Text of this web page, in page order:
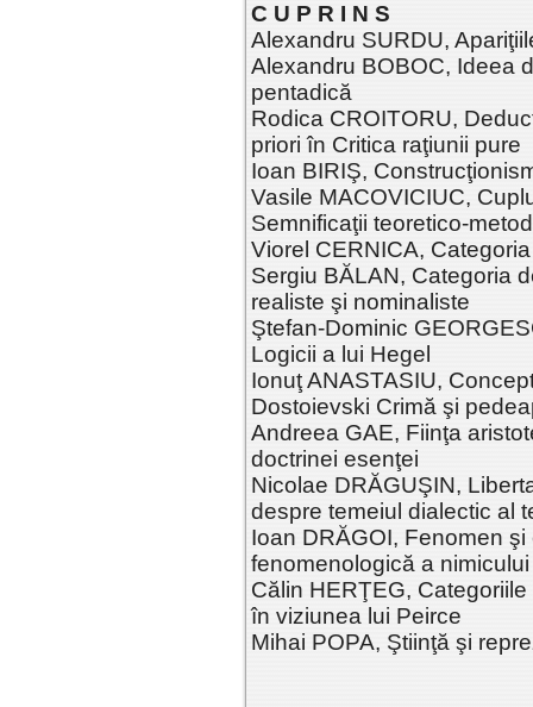
C U P R I N S
Alexandru SURDU,
Alexandru BOBOC, Ideea
pentadică
Rodica CROITORU,
priori în Critica raţiunii pure
Ioan BIRIŞ,
Vasile MACOVICIUC,
Semnificaţii teoretico-
Viorel CERNICA,
Sergiu BĂLAN, Categoria
realiste şi nominaliste
Ştefan-Dominic
Logicii a lui Hegel
Ionuţ ANASTASIU,
Dostoievski Crimă şi
Andreea GAE, Fiinţa
doctrinei esenţei
Nicolae DRĂGUŞIN,
despre temeiul dialectic al
Ioan DRĂGOI, Fenomen
fenomenologică a
Călin HERŢEG,
în viziunea lui Peirce
Mihai POPA, Ştiinţă şi